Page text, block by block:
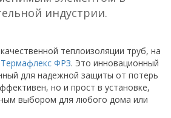
индустрии.
теплоизоляции труб, на
Термафлекс ФРЗ. Это инновационный
для надежной защиты от потерь
но и прост в установке,
выбором для любого дома или